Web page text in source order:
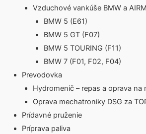
Vzduchové vankúše BMW a
BMW 5 (E61)
BMW 5 GT (F07)
BMW 5 TOURING (F11)
BMW 7 (F01, F02, F04)
Prevodovka
Hydromenič – repas a oprava na
Oprava mechatroniky DSG za
Prídavné pruženie
Príprava paliva